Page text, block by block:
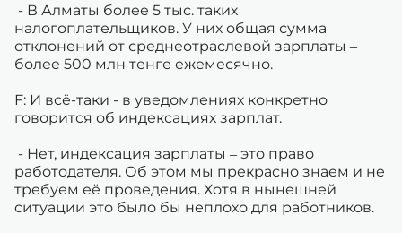
- В Алматы более 5 тыс. таких
налогоплательщиков. У них общая сумма
отклонений от среднеотраслевой зарплаты –
более 500 млн тенге ежемесячно.
F: И всё-таки - в уведомлениях конкретно
говорится об индексациях зарплат.
- Нет, индексация зарплаты – это право
работодателя. Об этом мы прекрасно знаем и не
требуем её проведения. Хотя в нынешней
ситуации это было бы неплохо для работников.